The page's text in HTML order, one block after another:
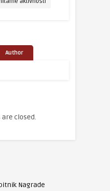
Author
closed.
Nagrade